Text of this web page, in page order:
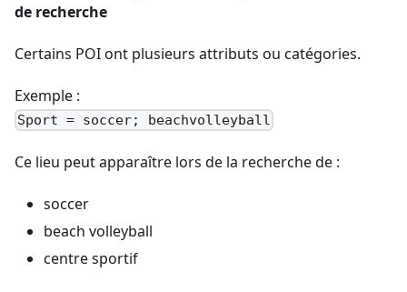
de recherche
Certains POI ont plusieurs attributs ou catégories.
Exemple :
Sport = soccer; beachvolleyball
Ce lieu peut apparaître lors de la recherche de :
soccer
beach volleyball
centre sportif